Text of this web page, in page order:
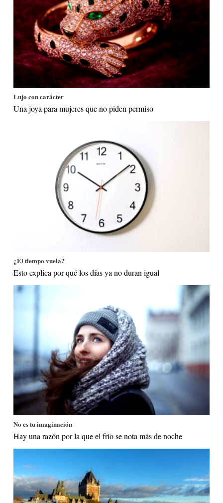
Lujo con carácter
Una joya para mujeres que no piden permiso
¿El tiempo vuela?
Esto explica por qué los días ya no duran igual
No es tu imaginación
Hay una razón por la que el frío se nota más de noche